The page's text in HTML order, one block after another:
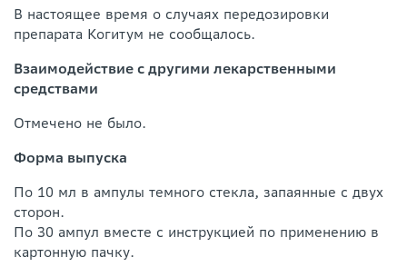
В настоящее время о случаях передозировки
препарата Когитум не сообщалось.
Взаимодействие с другими лекарственными
средствами
Отмечено не было.
Форма выпуска
По 10 мл в ампулы темного стекла, запаянные с двух
сторон.
По 30 ампул вместе с инструкцией по применению в
картонную пачку.